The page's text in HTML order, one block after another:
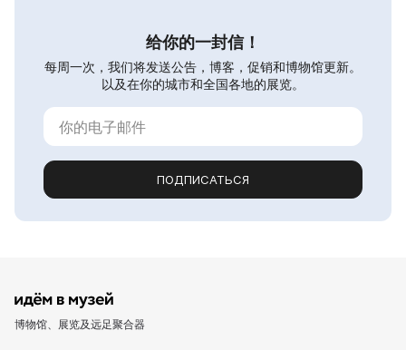
给你的一封信！
每周一次，我们将发送公告，博客，促销和博物馆更新。
以及在你的城市和全国各地的展览。
ПОДПИСАТЬСЯ
博物馆、展览及远足聚合器